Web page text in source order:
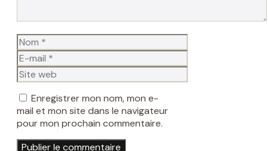
Nom
E-
mail
Site
web
Enregistrer mon nom, mon e-
mail et mon site dans le navigateur
pour mon prochain commentaire.